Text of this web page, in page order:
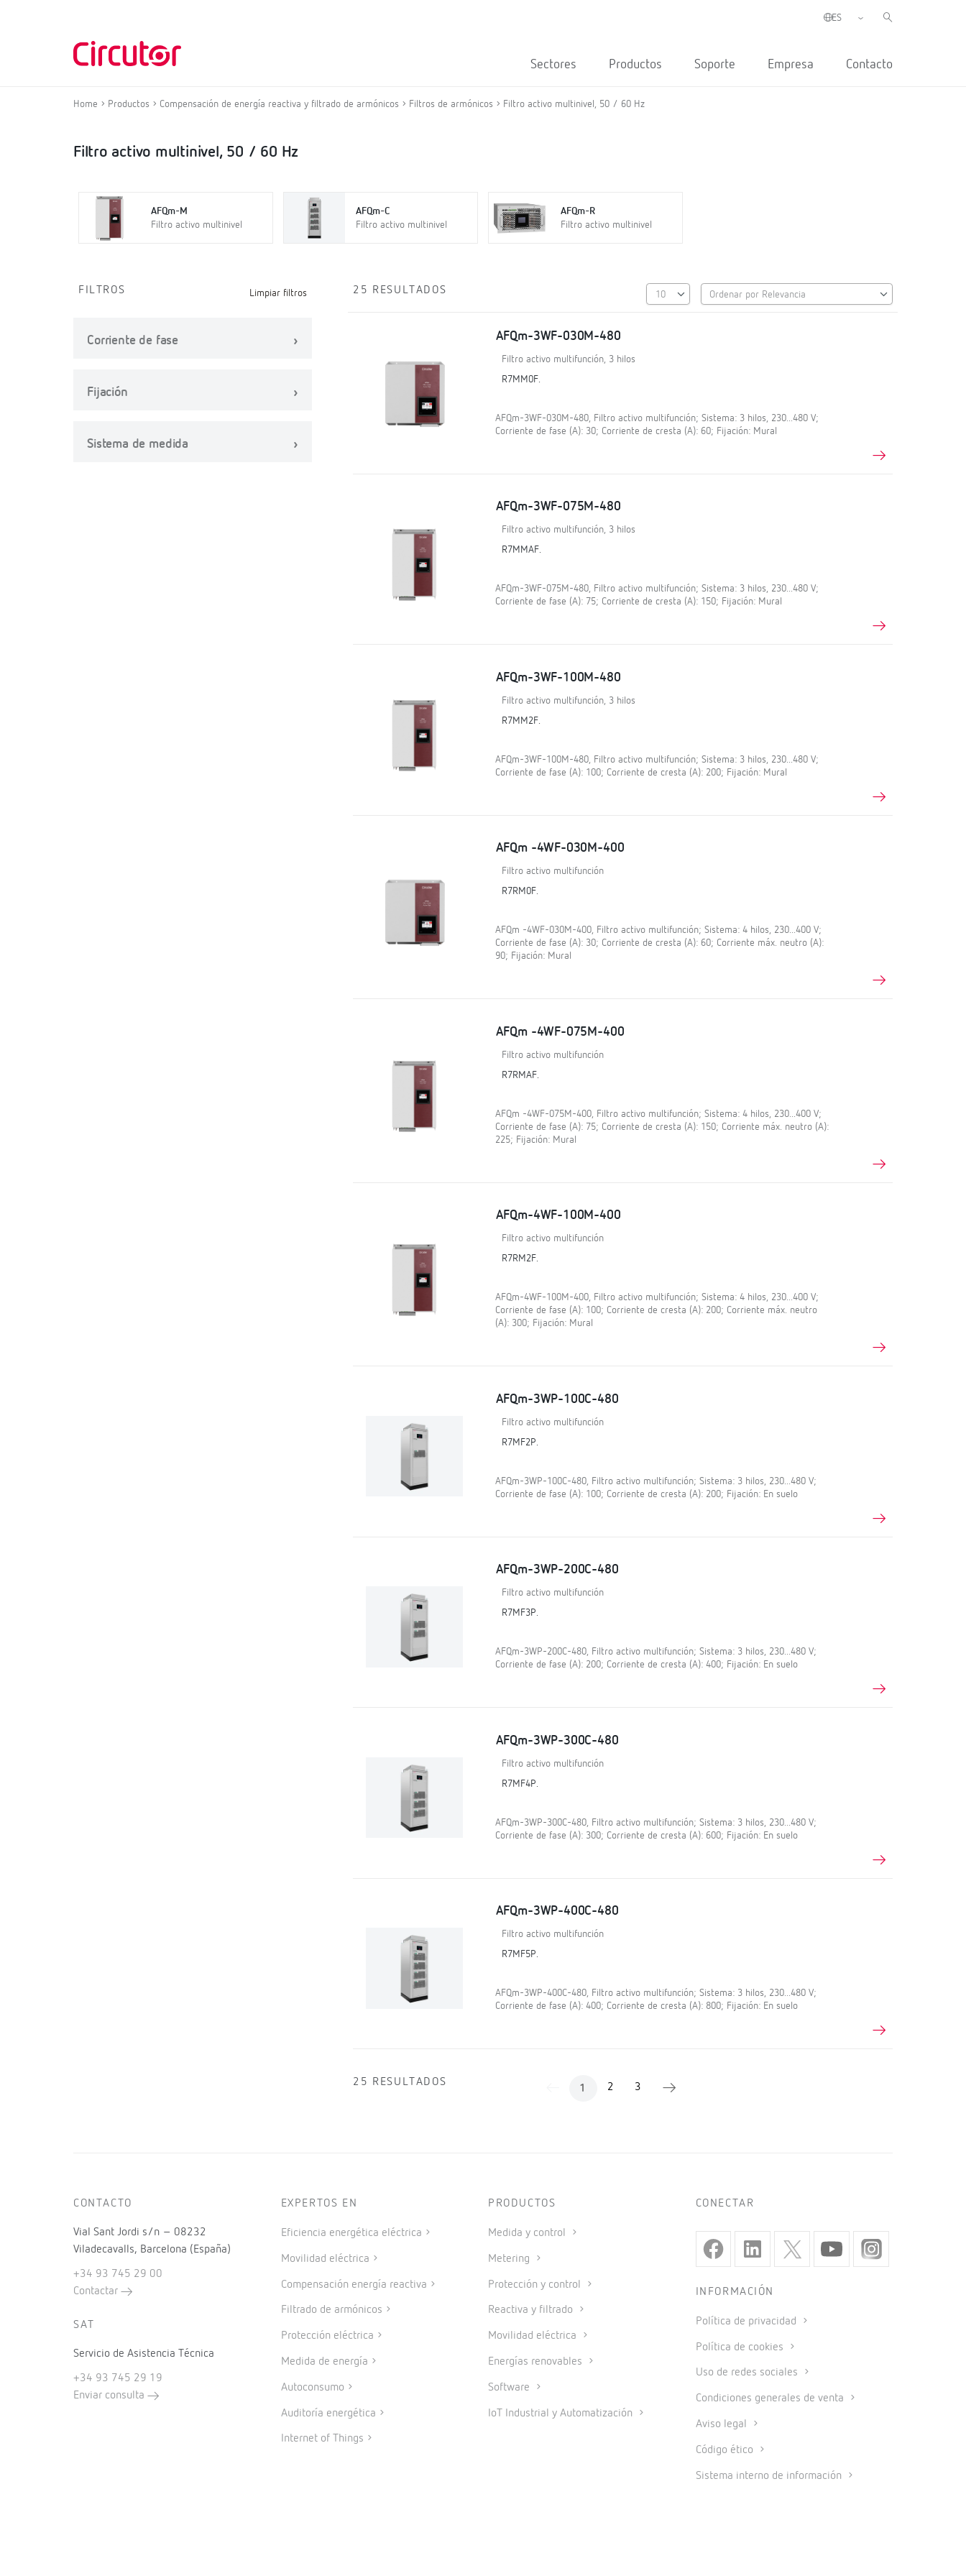
Sectores Productos Soporte Empresa Contacto
Home Productos Compensación de energía reactiva y filtrado de armónicos Filtros de armónicos Filtro activo multinivel, 50 / 60 Hz
Filtro activo multinivel, 50 / 60 Hz
AFQm-M
Filtro activo multinivel
AFQm-C
Filtro activo multinivel
AFQm-R
Filtro activo multinivel
FILTROS Limpiar filtros
Corriente de fase
Fijación
Sistema de medida
25 RESULTADOS
AFQm-3WF-030M-480
Filtro activo multifunción, 3 hilos
R7MM0F.
AFQm-3WF-030M-480, Filtro activo multifunción; Sistema: 3 hilos, 230...480 V;
Corriente de fase (A): 30; Corriente de cresta (A): 60; Fijación: Mural
AFQm-3WF-075M-480
Filtro activo multifunción, 3 hilos
R7MMAF.
AFQm-3WF-075M-480, Filtro activo multifunción; Sistema: 3 hilos, 230...480 V;
Corriente de fase (A): 75; Corriente de cresta (A): 150; Fijación: Mural
AFQm-3WF-100M-480
Filtro activo multifunción, 3 hilos
R7MM2F.
AFQm-3WF-100M-480, Filtro activo multifunción; Sistema: 3 hilos, 230...480 V;
Corriente de fase (A): 100; Corriente de cresta (A): 200; Fijación: Mural
AFQm -4WF-030M-400
Filtro activo multifunción
R7RM0F.
AFQm -4WF-030M-400, Filtro activo multifunción; Sistema: 4 hilos, 230...400 V;
Corriente de fase (A): 30; Corriente de cresta (A): 60; Corriente máx. neutro (A):
90; Fijación: Mural
AFQm -4WF-075M-400
Filtro activo multifunción
R7RMAF.
AFQm -4WF-075M-400, Filtro activo multifunción; Sistema: 4 hilos, 230...400 V;
Corriente de fase (A): 75; Corriente de cresta (A): 150; Corriente máx. neutro (A):
225; Fijación: Mural
AFQm-4WF-100M-400
Filtro activo multifunción
R7RM2F.
AFQm-4WF-100M-400, Filtro activo multifunción; Sistema: 4 hilos, 230...400 V;
Corriente de fase (A): 100; Corriente de cresta (A): 200; Corriente máx. neutro
(A): 300; Fijación: Mural
AFQm-3WP-100C-480
Filtro activo multifunción
R7MF2P.
AFQm-3WP-100C-480, Filtro activo multifunción; Sistema: 3 hilos, 230...480 V;
Corriente de fase (A): 100; Corriente de cresta (A): 200; Fijación: En suelo
AFQm-3WP-200C-480
Filtro activo multifunción
R7MF3P.
AFQm-3WP-200C-480, Filtro activo multifunción; Sistema: 3 hilos, 230...480 V;
Corriente de fase (A): 200; Corriente de cresta (A): 400; Fijación: En suelo
AFQm-3WP-300C-480
Filtro activo multifunción
R7MF4P.
AFQm-3WP-300C-480, Filtro activo multifunción; Sistema: 3 hilos, 230...480 V;
Corriente de fase (A): 300; Corriente de cresta (A): 600; Fijación: En suelo
AFQm-3WP-400C-480
Filtro activo multifunción
R7MF5P.
AFQm-3WP-400C-480, Filtro activo multifunción; Sistema: 3 hilos, 230...480 V;
Corriente de fase (A): 400; Corriente de cresta (A): 800; Fijación: En suelo
25 RESULTADOS
1 2 3
CONTACTO
Vial Sant Jordi s/n – 08232
Viladecavalls, Barcelona (España)
+34 93 745 29 00
Contactar
SAT
Servicio de Asistencia Técnica
+34 93 745 29 19
Enviar consulta
EXPERTOS EN
Eficiencia energética eléctrica
Movilidad eléctrica
Compensación energía reactiva
Filtrado de armónicos
Protección eléctrica
Medida de energía
Autoconsumo
Auditoría energética
Internet of Things
PRODUCTOS
Medida y control
Metering
Protección y control
Reactiva y filtrado
Movilidad eléctrica
Energías renovables
Software
IoT Industrial y Automatización
CONECTAR
INFORMACIÓN
Política de privacidad
Política de cookies
Uso de redes sociales
Condiciones generales de venta
Aviso legal
Código ético
Sistema interno de información